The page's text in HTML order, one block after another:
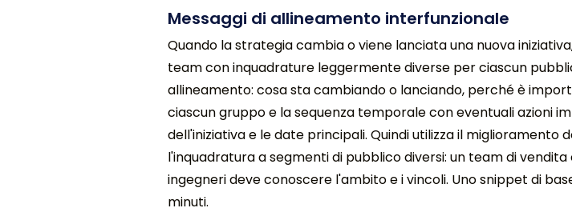
Messaggi di allineamento interfunzionale
Quando la strategia cambia o viene lanciata una nuova
team con inquadrature leggermente diverse per ciascun
allineamento: cosa sta cambiando o lanciando, perché è
ciascun gruppo e la sequenza temporale con eventuali azioni
dell'iniziativa e le date principali. Quindi utilizza il
l'inquadratura a segmenti di pubblico diversi: un team di
ingegneri deve conoscere l'ambito e i vincoli. Uno snippet di
minuti.